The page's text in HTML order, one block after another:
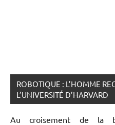
ROBOTIQUE : L’HOMME
L’UNIVERSITÉ D’HARVARD
Au croisement de la